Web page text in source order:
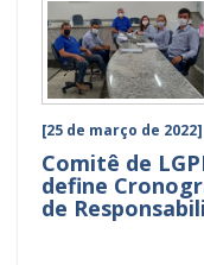
[25 de março de 2022]
Comitê de
define
de